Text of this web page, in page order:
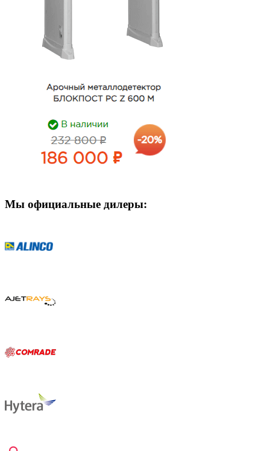
Мы официальные дилеры: